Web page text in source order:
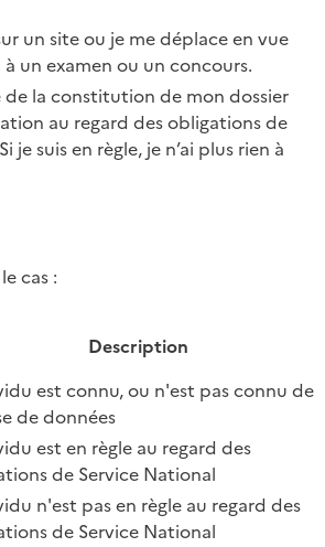
un site ou je me déplace en vue
un examen ou un concours.
de la constitution de mon dossier
au regard des obligations de
je suis en règle, je n’ai plus rien à
cas :
Description
est connu, ou n'est pas connu de
de données
est en règle au regard des
de Service National
n'est pas en règle au regard des
de Service National